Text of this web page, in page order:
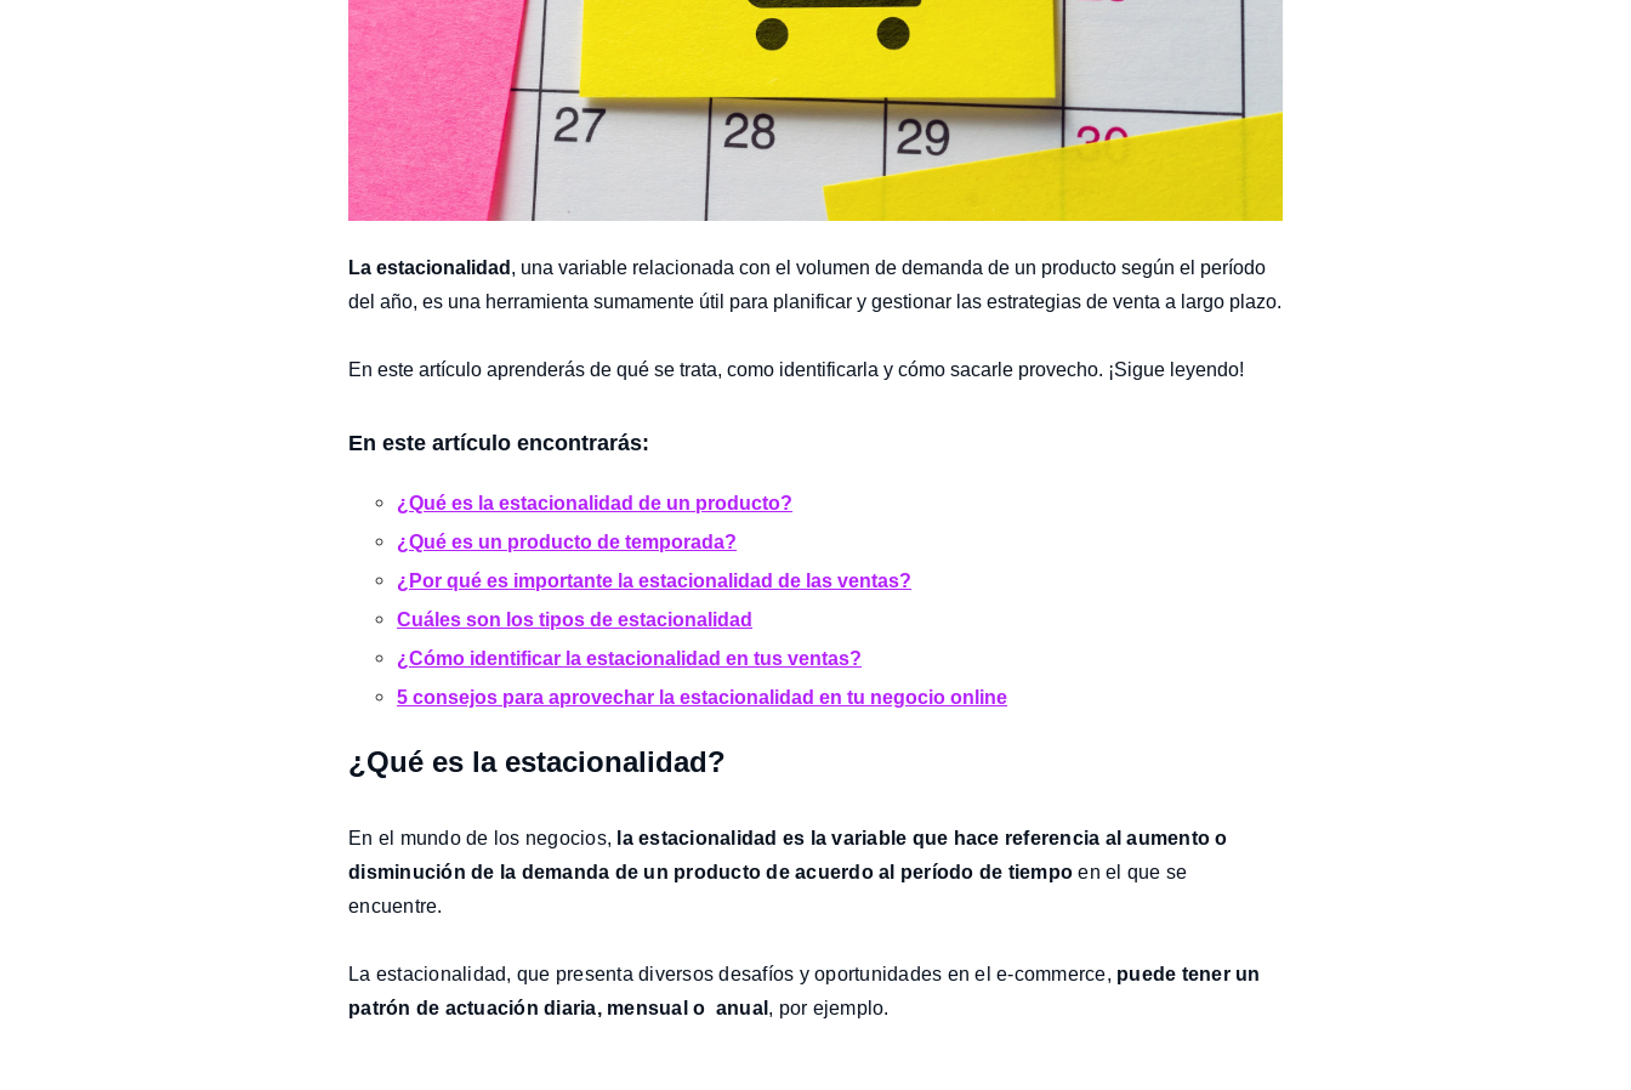
La estacionalidad , una variable relacionada con el volumen de demanda de un producto según el período
del año, es una herramienta sumamente útil para planificar y gestionar las estrategias de venta a largo plazo.
En este artículo aprenderás de qué se trata, como identificarla y cómo sacarle provecho. ¡Sigue leyendo!
En este artículo encontrarás:
¿Qué es la estacionalidad de un producto?
¿Qué es un producto de temporada?
¿Por qué es importante la estacionalidad de las ventas?
Cuáles son los tipos de estacionalidad
¿Cómo identificar la estacionalidad en tus ventas?
5 consejos para aprovechar la estacionalidad en tu negocio online
¿Qué es la estacionalidad?
En el mundo de los negocios, la estacionalidad es la variable que hace referencia al aumento o
disminución de la demanda de un producto de acuerdo al período de tiempo en el que se
encuentre.
La estacionalidad, que presenta diversos desafíos y oportunidades en el e-commerce, puede tener un
patrón de actuación diaria, mensual o anual , por ejemplo.